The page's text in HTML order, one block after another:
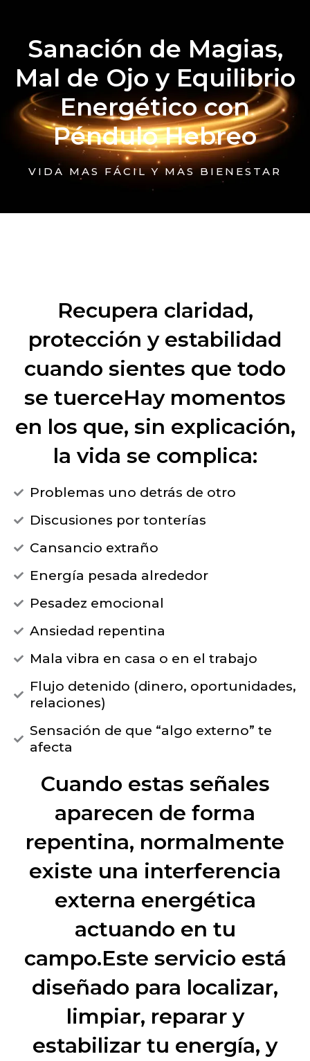
Sanación de Magias,
Mal de Ojo y Equilibrio
Energético con
Péndulo Hebreo
VIDA MAS FÁCIL Y MAS BIENESTAR
Recupera claridad,
protección y estabilidad
cuando sientes que todo
se tuerceHay momentos
en los que, sin explicación,
la vida se complica:
Problemas uno detrás de otro
Discusiones por tonterías
Cansancio extraño
Energía pesada alrededor
Pesadez emocional
Ansiedad repentina
Mala vibra en casa o en el trabajo
Flujo detenido (dinero, oportunidades,
relaciones)
Sensación de que “algo externo” te
afecta
Cuando estas señales
aparecen de forma
repentina, normalmente
existe una interferencia
externa energética
actuando en tu
campo.Este servicio está
diseñado para localizar,
limpiar, reparar y
estabilizar tu energía, y